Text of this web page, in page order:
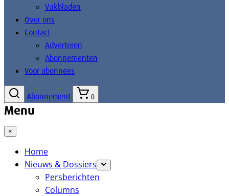
Vakbladen
Over ons
Contact
Adverteren
Abonnementen
Voor abonnees
Abonnement 0
Menu
×
Home
Nieuws & Dossiers
Persberichten
Columns